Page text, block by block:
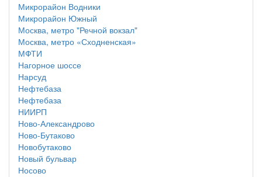
Микрорайон Водники
Микрорайон Южный
Москва, метро "Речной вокзал"
Москва, метро «Сходненская»
МФТИ
Нагорное шоссе
Нарсуд
Нефтебаза
Нефтебаза
НИИРП
Ново-Александрово
Ново-Бутаково
Новобутаково
Новый бульвар
Носово